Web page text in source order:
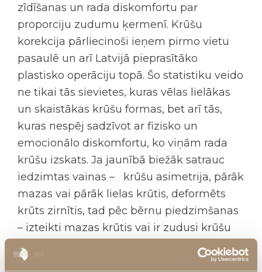
zīdīšanas un rada diskomfortu par
proporciju zudumu ķermenī. Krūšu
korekcija pārliecinoši ieņem pirmo vietu
pasaulē un arī Latvijā pieprasītāko
plastisko operāciju topā. Šo statistiku veido
ne tikai tās sievietes, kuras vēlas lielākas
un skaistākas krūšu formas, bet arī tās,
kuras nespēj sadzīvot ar fizisko un
emocionālo diskomfortu, ko viņām rada
krūšu izskats. Ja jaunībā biežāk satrauc
iedzimtas vainas – krūšu asimetrija, pārāk
mazas vai pārāk lielas krūtis, deformēts
krūts zirnītis, tad pēc bērnu piedzimšanas
– izteikti mazas krūtis vai ir zudusi krūšu
forma un tilpums, to var radīt arī nopietnas
svara izmaiņas. Klasiski ir trīs varianti: